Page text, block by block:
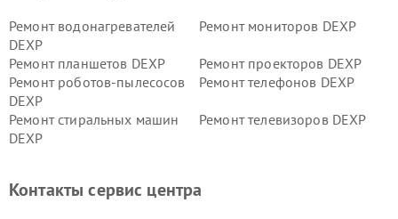
Ремонт водонагревателей
DEXP
Ремонт мониторов DEXP
Ремонт планшетов DEXP
Ремонт проекторов DEXP
Ремонт роботов-пылесосов
DEXP
Ремонт телефонов DEXP
Ремонт стиральных машин
DEXP
Ремонт телевизоров DEXP
Ремонт серверов DEXP
Ремонт мини пк DEXP
Контакты сервис центра